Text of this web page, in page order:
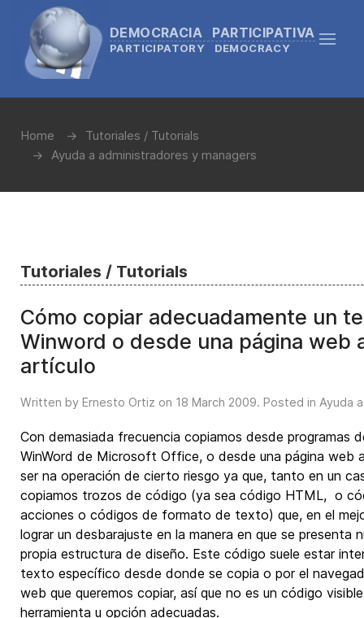
DEMOCRACIA PARTICIPATIVA
PARTICIPATORY DEMOCRACY
Home
Tutoriales / Tutorials
Ayuda a administradores y managers
Tutoriales / Tutorials
Cómo copiar adecuadamente un
Winword o desde una página web
artículo
Written by Ernesto Ortiz on 18 March 2009. Posted in Ayuda
Con demasiada frecuencia copiamos desde programas
WinWord de Microsoft Office, o desde una página web
ser na operación de cierto riesgo ya que, tanto en un
copiamos trozos de código (ya sea código HTML, o
acciones o códigos de formato de texto) que, en el
lograr un desbarajuste en la manera en que se presenta
propia estructura de diseño. Este código suele estar
texto específico desde donde se copia o por el
web que queremos copiar, así que no es un código
herramienta u opción adecuadas.